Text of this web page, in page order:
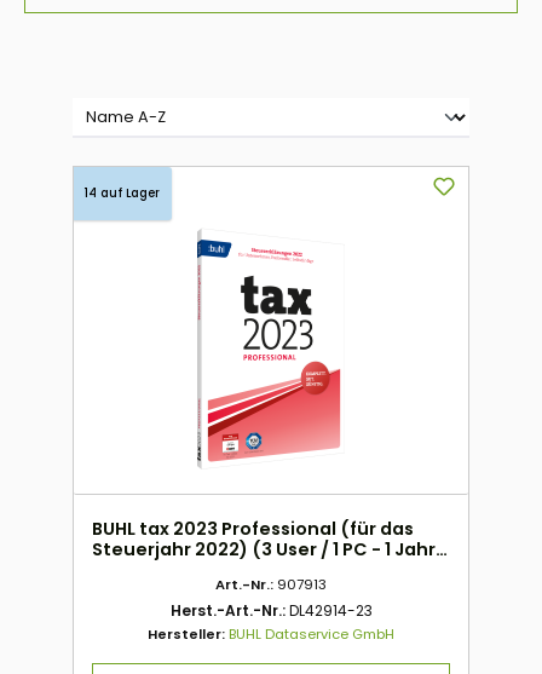
14 auf Lager
BUHL tax 2023 Professional (für das
Steuerjahr 2022) (3 User / 1 PC - 1 Jahr)
Art.-Nr.: 907913
Herst.-Art.-Nr.:DL42914-23
Hersteller:BUHL Dataservice GmbH